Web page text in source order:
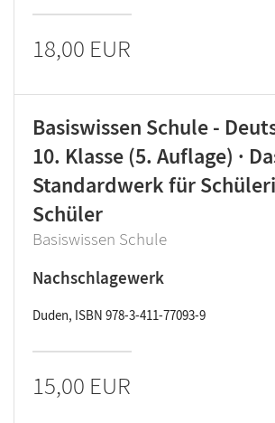
18,00 EUR
Basiswissen Schule -
10. Klasse (5. Auflage) ·
Standardwerk für
Schüler
Basiswissen Schule
Nachschlagewerk
Duden, ISBN 978-3-411-77093-9
15,00 EUR